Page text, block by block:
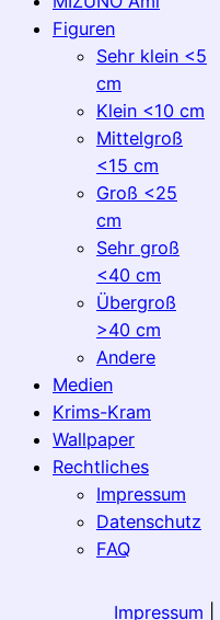
Figuren
Sehr klein <5
cm
Klein <10 cm
Mittelgroß
<15 cm
Groß <25
cm
Sehr groß
<40 cm
Übergroß
>40 cm
Andere
Medien
Krims-Kram
Wallpaper
Rechtliches
Impressum
Datenschutz
FAQ
Impressum